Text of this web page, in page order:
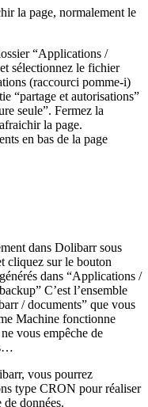
la page, normalement le
“Applications /
sélectionnez le fichier
(raccourci pomme-i)
“partage et autorisations”
seule”. Fermez la
la page.
en bas de la page
dans Dolibarr sous
cliquez sur le bouton
dans “Applications /
C’est l’ensemble
/ documents” que vous
Machine fonctionne
vous empêche de
vous pourrez
type CRON pour réaliser
de données.